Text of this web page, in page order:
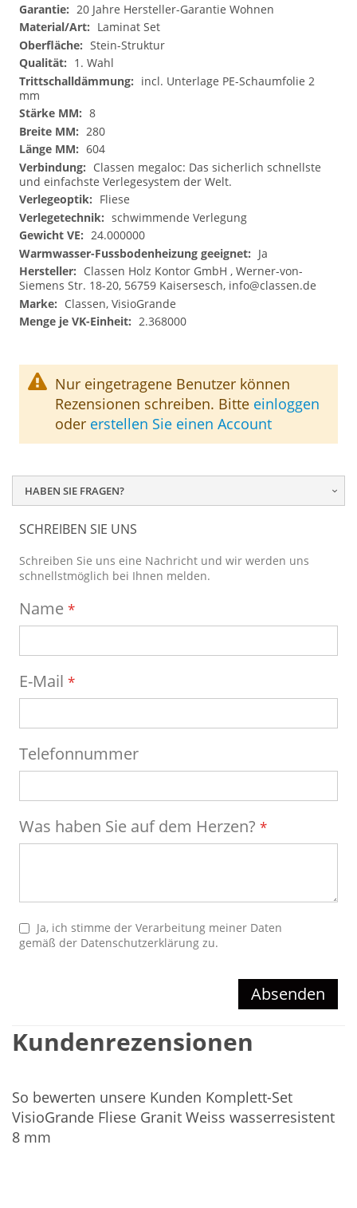
20 Jahre Hersteller-Garantie Wohnen
Laminat Set
Stein-Struktur
1. Wahl
incl. Unterlage PE-Schaumfolie 2
mm
8
280
604
Classen megaloc: Das sicherlich schnellste
und einfachste Verlegesystem der Welt.
Fliese
schwimmende Verlegung
24.000000
Ja
Classen Holz Kontor GmbH , Werner-von-
Siemens Str. 18-20, 56759 Kaisersesch, info@classen.de
Classen, VisioGrande
2.368000
Nur eingetragene Benutzer können
Rezensionen schreiben. Bitte einloggen
oder erstellen Sie einen Account
HABEN SIE FRAGEN?
SCHREIBEN SIE UNS
Schreiben Sie uns eine Nachricht und wir werden uns
schnellstmöglich bei Ihnen melden.
Name
E-Mail
Telefonnummer
Was haben Sie auf dem Herzen?
Ja, ich stimme der Verarbeitung meiner Daten
gemäß der Datenschutzerklärung zu.
Absenden
Kundenrezensionen
So bewerten unsere Kunden Komplett-Set
VisioGrande Fliese Granit Weiss wasserresistent
8 mm